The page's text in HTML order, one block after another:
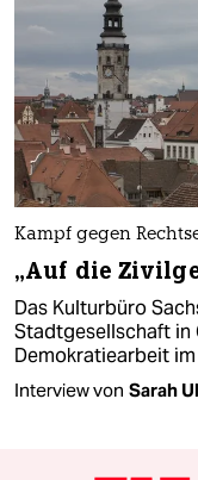
Kampf gegen
„Auf die
Das Kulturbüro
Stadtgesellschaft in
Demokratiearbeit
Interview von Sarah